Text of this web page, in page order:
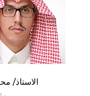
الاستاذ/